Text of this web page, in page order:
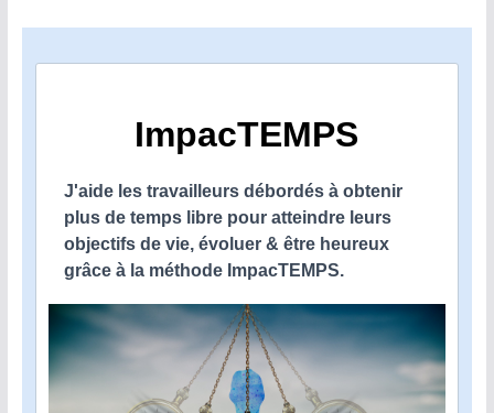
ImpacTEMPS
J'aide les travailleurs débordés à obtenir
plus de temps libre pour atteindre leurs
objectifs de vie, évoluer & être heureux
grâce à la méthode ImpacTEMPS.